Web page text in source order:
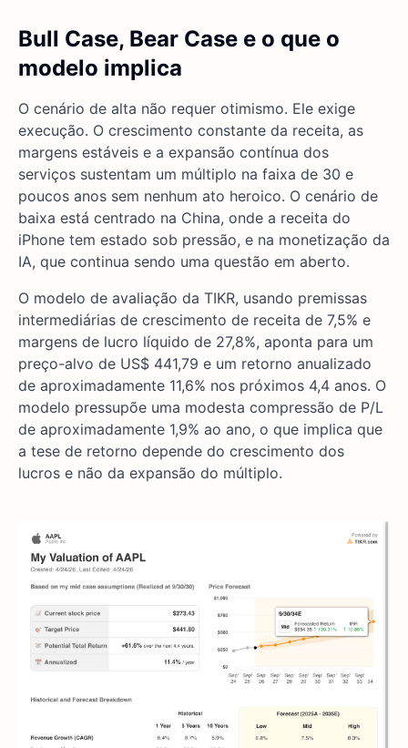
Bull Case, Bear Case e o que o
modelo implica
O cenário de alta não requer otimismo. Ele exige
execução. O crescimento constante da receita, as
margens estáveis e a expansão contínua dos
serviços sustentam um múltiplo na faixa de 30 e
poucos anos sem nenhum ato heroico. O cenário de
baixa está centrado na China, onde a receita do
iPhone tem estado sob pressão, e na monetização da
IA, que continua sendo uma questão em aberto.
O modelo de avaliação da TIKR, usando premissas
intermediárias de crescimento de receita de 7,5% e
margens de lucro líquido de 27,8%, aponta para um
preço-alvo de US$ 441,79 e um retorno anualizado
de aproximadamente 11,6% nos próximos 4,4 anos. O
modelo pressupõe uma modesta compressão de P/L
de aproximadamente 1,9% ao ano, o que implica que
a tese de retorno depende do crescimento dos
lucros e não da expansão do múltiplo.